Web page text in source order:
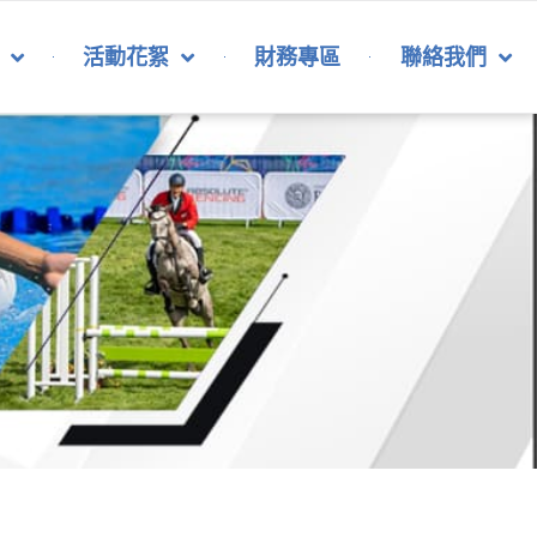
活動花絮 財務專區 聯絡我們